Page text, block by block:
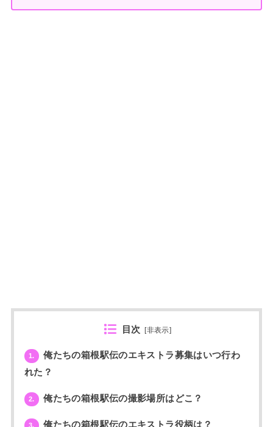
目次 [非表示]
1.
俺たちの箱根駅伝のエキストラ募集はいつ行わ
れた？
2. 俺たちの箱根駅伝の撮影場所はどこ？
3. 俺たちの箱根駅伝のエキストラ役柄は？